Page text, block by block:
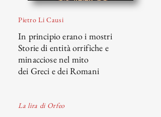
Pietro Li Causi
In principio erano i mostri
Storie di entità orrifiche e
minacciose nel mito
dei Greci e dei Romani
La lira di Orfeo